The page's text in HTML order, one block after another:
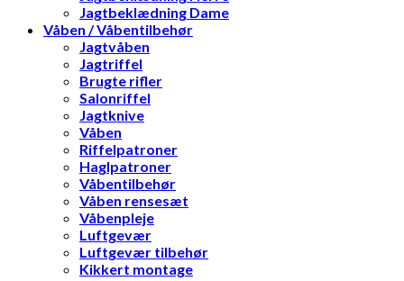
Jagtbeklædning Dame
Våben / Våbentilbehør
Jagtvåben
Jagtriffel
Brugte rifler
Salonriffel
Jagtknive
Våben
Riffelpatroner
Haglpatroner
Våbentilbehør
Våben rensesæt
Våbenpleje
Luftgevær
Luftgevær tilbehør
Kikkert montage